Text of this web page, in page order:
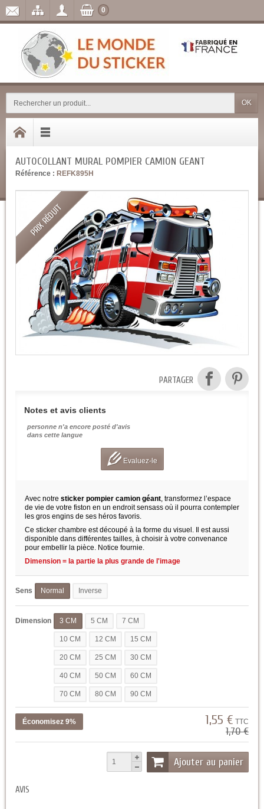
OK
0
AUTOCOLLANT MURAL POMPIER CAMION GEANT
Référence : REFK895H
PRIX RÉDUIT
PARTAGER
Notes et avis clients
personne n'a encore posté d'avis
dans cette langue
Evaluez-le
Avec notre sticker pompier camion géant, transformez l’espace
de vie de votre fiston en un endroit sensass où il pourra contempler
les gros engins de ses héros favoris.
Ce sticker chambre est découpé à la forme du visuel. Il est aussi
disponible dans différentes tailles, à choisir à votre convenance
pour embellir la pièce. Notice fournie.
Dimension = la partie la plus grande de l'image
Sens Normal Inverse
Dimension 3 CM 5 CM 7 CM
10 CM 12 CM 15 CM
20 CM 25 CM 30 CM
40 CM 50 CM 60 CM
70 CM 80 CM 90 CM
Économisez 9% 1,55 € TTC
1,70 €
Ajouter au panier
AVIS